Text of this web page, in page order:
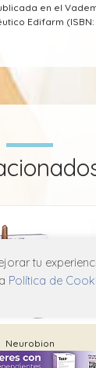
en el
Edifarm (ISBN:
Neurobion
tu
Política de